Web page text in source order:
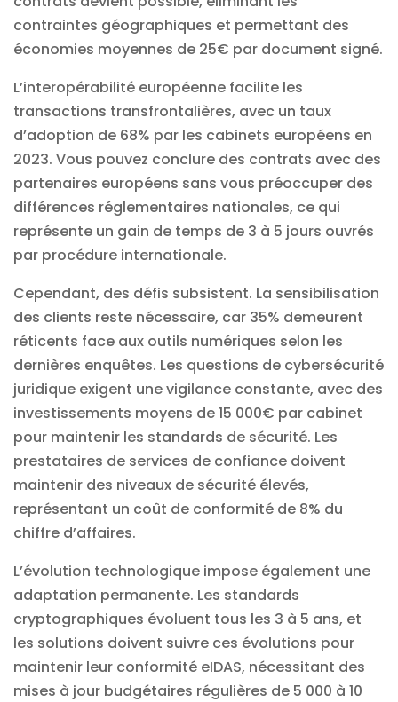
contraintes géographiques et permettant des
économies moyennes de 25€ par document signé.
L’interopérabilité européenne facilite les
transactions transfrontalières, avec un taux
d’adoption de 68% par les cabinets européens en
2023. Vous pouvez conclure des contrats avec des
partenaires européens sans vous préoccuper des
différences réglementaires nationales, ce qui
représente un gain de temps de 3 à 5 jours ouvrés
par procédure internationale.
Cependant, des défis subsistent. La sensibilisation
des clients reste nécessaire, car 35% demeurent
réticents face aux outils numériques selon les
dernières enquêtes. Les questions de cybersécurité
juridique exigent une vigilance constante, avec des
investissements moyens de 15 000€ par cabinet
pour maintenir les standards de sécurité. Les
prestataires de services de confiance doivent
maintenir des niveaux de sécurité élevés,
représentant un coût de conformité de 8% du
chiffre d’affaires.
L’évolution technologique impose également une
adaptation permanente. Les standards
cryptographiques évoluent tous les 3 à 5 ans, et
les solutions doivent suivre ces évolutions pour
maintenir leur conformité eIDAS, nécessitant des
mises à jour budgétaires régulières de 5 000 à 10